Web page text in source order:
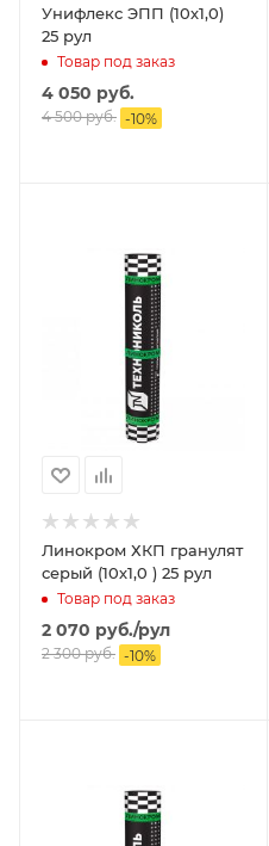
Унифлекс ЭПП (10х1,0)
25 рул
Товар под заказ
4 050 руб.
4 500руб. -10%
Линокром ХКП гранулят
серый (10х1,0 ) 25 рул
Товар под заказ
2 070 руб./рул
2 300руб. -10%